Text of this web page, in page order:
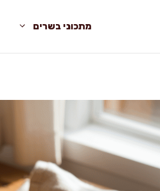
מתכוני בשרים